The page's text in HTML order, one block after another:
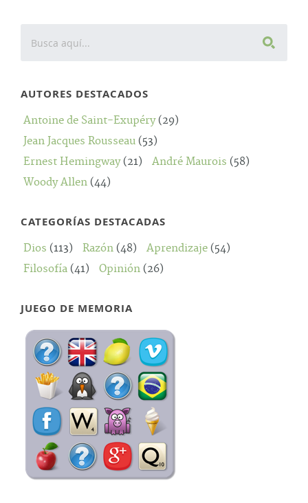
AUTORES DESTACADOS
Antoine de Saint-Exupéry(29)
Jean Jacques Rousseau (53)
Ernest Hemingway(21) André Maurois (58)
Woody Allen (44)
CATEGORÍAS DESTACADAS
Dios (113) Razón (48) Aprendizaje (54)
Filosofía (41) Opinión (26)
JUEGO DE MEMORIA